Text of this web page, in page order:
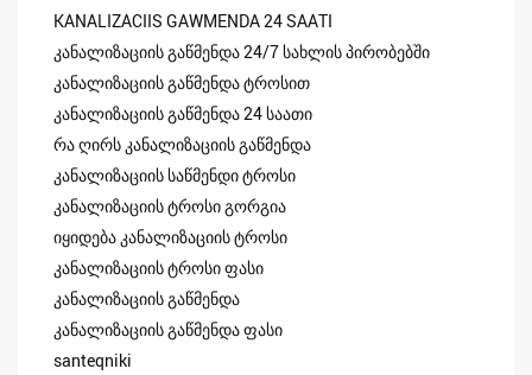
KANALIZACIIS GAWMENDA 24 SAATI
კანალიზაციის გაწმენდა 24/7 სახლის პირობებში
კანალიზაციის გაწმენდა ტროსით
კანალიზაციის გაწმენდა 24 საათი
რა ღირს კანალიზაციის გაწმენდა
კანალიზაციის საწმენდი ტროსი
კანალიზაციის ტროსი გორგია
იყიდება კანალიზაციის ტროსი
კანალიზაციის ტროსი ფასი
კანალიზაციის გაწმენდა
კანალიზაციის გაწმენდა ფასი
santeqniki